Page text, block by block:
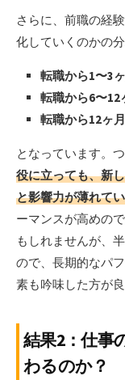
さらに、前職の経
化していくのかの
転職から1〜3
転職から6〜12
転職から12ヶ
となっています。つ
役に立っても、新
と影響力が薄れて
ーマンスが高めの
もしれませんが、
ので、長期的なパ
素も吟味した方が
結果2：仕事
わるのか？